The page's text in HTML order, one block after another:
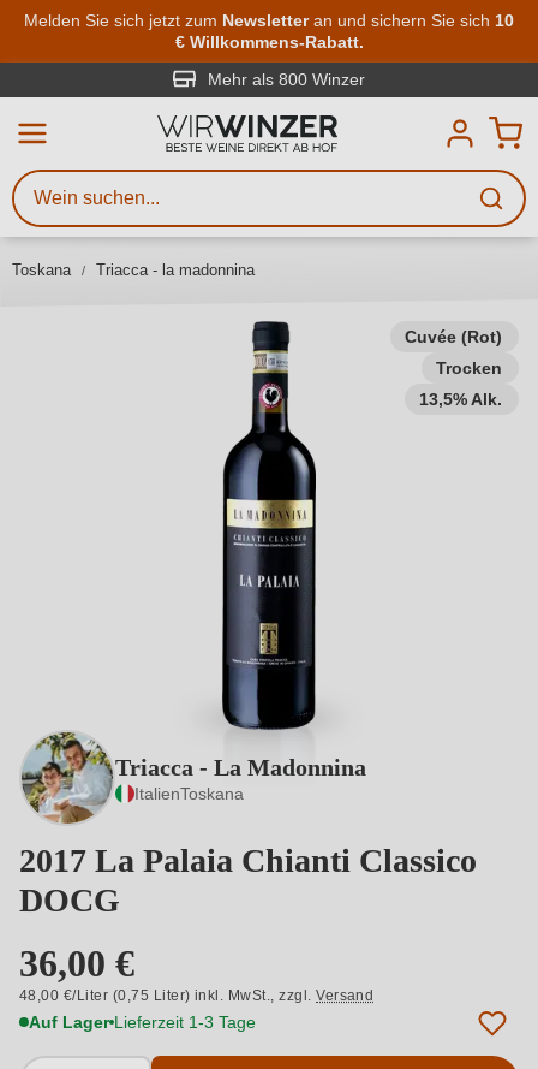
Zum Hauptinhalt springen
Melden Sie sich jetzt zum Newsletteran und sichern Sie sich 10
€ Willkommens-Rabatt.
Mehr als 800 Winzer
Toskana Triacca - la madonnina
Cuvée (Rot)
Trocken
13,5% Alk.
Triacca - La Madonnina
ItalienToskana
2017 La Palaia Chianti Classico
DOCG
36,00 €
48,00 €/Liter (0,75 Liter) inkl. MwSt.,zzgl.Versand
Auf Lager Lieferzeit 1-3 Tage
Weinsuche
Mindestens 3 Zeichen eingeben
Beschreiben Sie, welchen Wein
Sie suchen – ob nach Geschmack,